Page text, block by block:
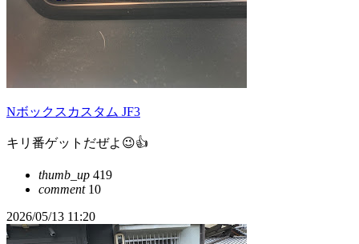
Nボックスカスタム JF3
キリ番ゲットだぜよ😉👍
thumb_up 419
comment10
2026/05/13 11:20